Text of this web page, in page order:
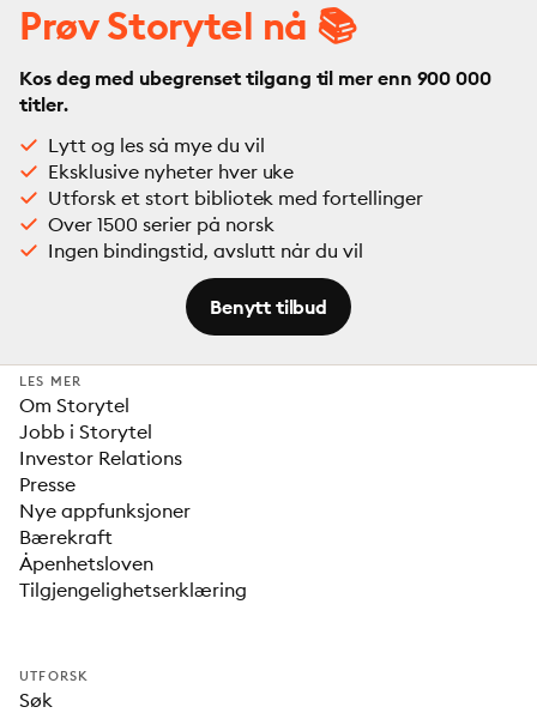
Prøv Storytel nå 📚
Kos deg med ubegrenset tilgang til mer enn 900 000
titler.
Lytt og les så mye du vil
Eksklusive nyheter hver uke
Utforsk et stort bibliotek med fortellinger
Over 1500 serier på norsk
Ingen bindingstid, avslutt når du vil
Benytt tilbud
LES MER
Om Storytel
Jobb i Storytel
Investor Relations
Presse
Nye appfunksjoner
Bærekraft
Åpenhetsloven
Tilgjengelighetserklæring
UTFORSK
Søk